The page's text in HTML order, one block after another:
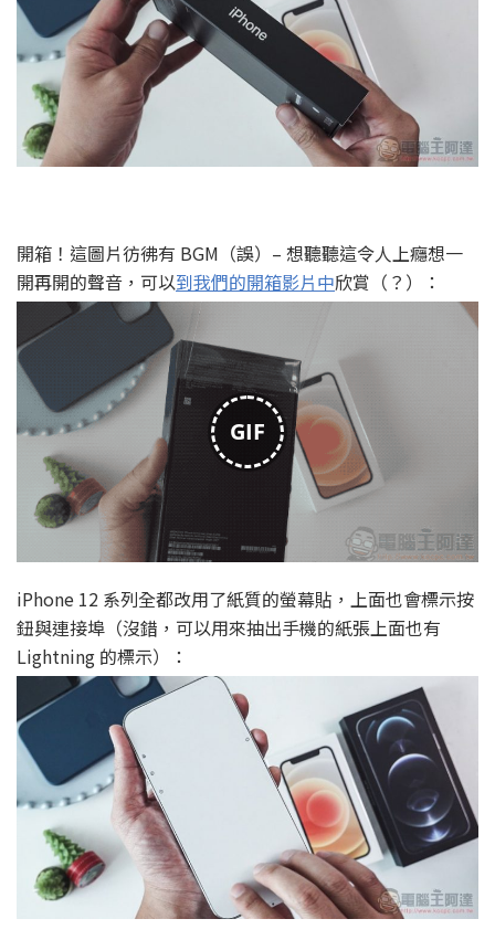
開箱！這圖片彷彿有 BGM（誤）– 想聽聽這令人上癮想一
開再開的聲音，可以到我們的開箱影片中欣賞（？）：
GIF
iPhone 12 系列全都改用了紙質的螢幕貼，上面也會標示按
鈕與連接埠（沒錯，可以用來抽出手機的紙張上面也有
Lightning 的標示）：